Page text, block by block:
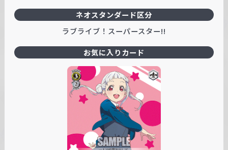
ネオスタンダード区分
ラブライブ！スーパースター!!
お気に入りカード